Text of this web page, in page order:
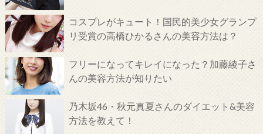
コスプレがキュート！国民的美少女グランプ
リ受賞の高橋ひかるさんの美容方法は？
フリーになってキレイになった？加藤綾子さ
んの美容方法が知りたい
乃木坂46・秋元真夏さんのダイエット&美容
方法を教えて！